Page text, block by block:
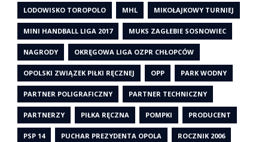
LODOWISKO TOROPOLO MHL MIKOŁAJKOWY TURNIEJ
MINI HANDBALL LIGA 2017 MUKS ZAGŁEBIE SOSNOWIEC
NAGRODY OKRĘGOWA LIGA OZPR CHŁOPCÓW
OPOLSKI ZWIĄZEK PIŁKI RĘCZNEJ OPP PARK WODNY
PARTNER POLIGRAFICZNY PARTNER TECHNICZNY
PARTNERZY PIŁKA RĘCZNA POMPKI PRODUCENT
PSP 14 PUCHAR PREZYDENTA OPOLA ROCZNIK 2006